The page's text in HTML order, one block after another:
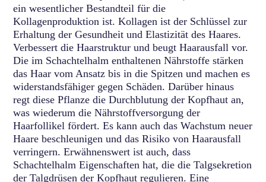
ein wesentlicher Bestandteil für die
Kollagenproduktion ist. Kollagen ist der Schlüssel zur
Erhaltung der Gesundheit und Elastizität des Haares.
Verbessert die Haarstruktur und beugt Haarausfall vor.
Die im Schachtelhalm enthaltenen Nährstoffe stärken
das Haar vom Ansatz bis in die Spitzen und machen es
widerstandsfähiger gegen Schäden. Darüber hinaus
regt diese Pflanze die Durchblutung der Kopfhaut an,
was wiederum die Nährstoffversorgung der
Haarfollikel fördert. Es kann auch das Wachstum neuer
Haare beschleunigen und das Risiko von Haarausfall
verringern. Erwähnenswert ist auch, dass
Schachtelhalm Eigenschaften hat, die die Talgsekretion
der Talgdrüsen der Kopfhaut regulieren. Eine